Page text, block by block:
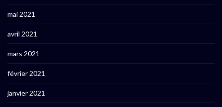
mai 2021
avril 2021
mars 2021
février 2021
janvier 2021